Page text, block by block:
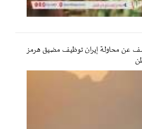
عن محاولة إيران توظيف مضيق هرمز